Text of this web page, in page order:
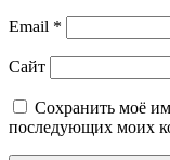
Email *
Сайт
Сохранить моё
последующих моих